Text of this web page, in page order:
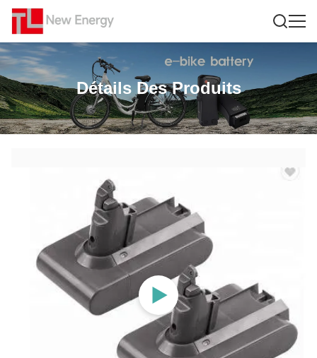
Détails Des Produits